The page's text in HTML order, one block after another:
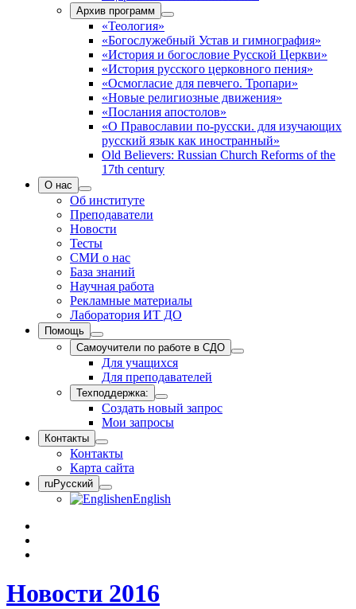
Архив программ
«Теология»
«Богослужебный Устав и гимнография»
«История и богословие Русской Церкви»
«История русского церковного пения»
«Осмогласие для певчего. Тропари»
«Новые религиозные движения»
«Послания апостолов»
«О Православии по-русски. для изучающих
русский язык как иностранный»
Old Believers: Russian Church Reforms of the
17th century
О нас
Об институте
Преподаватели
Новости
Тесты
СМИ о нас
База знаний
Научная работа
Рекламные материалы
Лаборатория ИТ ДО
Помощь
Самоучители по работе в СДО
Для учащихся
Для преподавателей
Техподдержка:
Создать новый запрос
Мои запросы
Контакты
Контакты
Карта сайта
ruРусский
enEnglish
Новости 2016